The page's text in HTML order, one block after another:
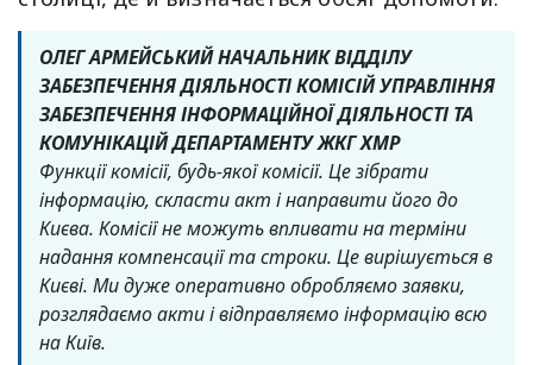
ОЛЕГ АРМЕЙСЬКИЙ НАЧАЛЬНИК ВІДДІЛУ
ЗАБЕЗПЕЧЕННЯ ДІЯЛЬНОСТІ КОМІСІЙ УПРАВЛІННЯ
ЗАБЕЗПЕЧЕННЯ ІНФОРМАЦІЙНОЇ ДІЯЛЬНОСТІ ТА
КОМУНІКАЦІЙ ДЕПАРТАМЕНТУ ЖКГ ХМР
Функції комісії, будь-якої комісії. Це зібрати
інформацію, скласти акт і направити його до
Києва. Комісії не можуть впливати на терміни
надання компенсації та строки. Це вирішується в
Києві. Ми дуже оперативно обробляємо заявки,
розглядаємо акти і відправляємо інформацію всю
на Київ.